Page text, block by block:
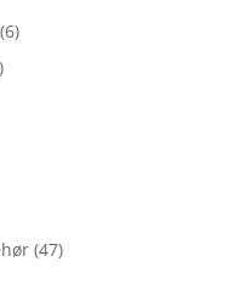
(6)
(47)